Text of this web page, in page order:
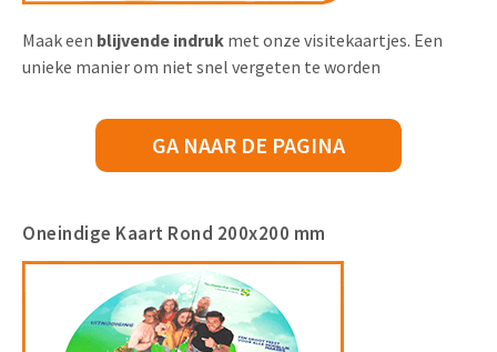
Maak een blijvende indruk met onze visitekaartjes. Een
unieke manier om niet snel vergeten te worden
GA NAAR DE PAGINA
Oneindige Kaart Rond 200x200 mm